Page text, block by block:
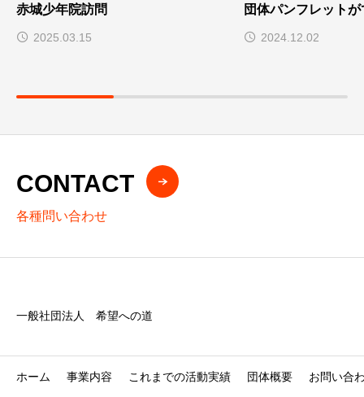
赤城少年院訪問
2025.03.15
団体パンフレット
2024.12.02
CONTACT
各種問い合わせ
一般社団法人 希望への道
ホーム 事業内容 これまでの活動実績 団体概要 お問い合